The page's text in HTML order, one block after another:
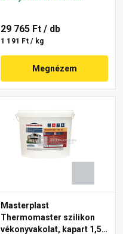
29 765 Ft / db
1 191 Ft / kg
Megnézem
Masterplast
Thermomaster szilikon
vékonyvakolat, kapart 1,5